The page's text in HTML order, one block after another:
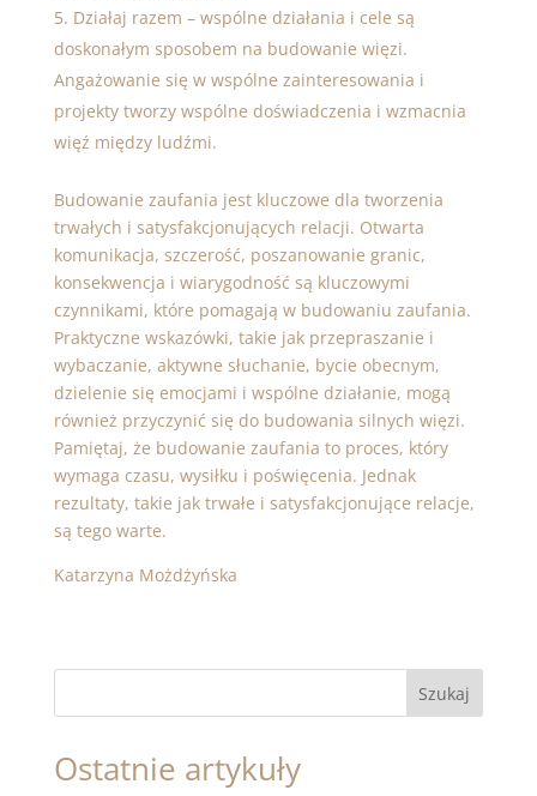
Działaj razem – wspólne działania i cele są
doskonałym sposobem na budowanie więzi.
Angażowanie się w wspólne zainteresowania i
projekty tworzy wspólne doświadczenia i wzmacnia
więź między ludźmi.
Budowanie zaufania jest kluczowe dla tworzenia
trwałych i satysfakcjonujących relacji. Otwarta
komunikacja, szczerość, poszanowanie granic,
konsekwencja i wiarygodność są kluczowymi
czynnikami, które pomagają w budowaniu zaufania.
Praktyczne wskazówki, takie jak przepraszanie i
wybaczanie, aktywne słuchanie, bycie obecnym,
dzielenie się emocjami i wspólne działanie, mogą
również przyczynić się do budowania silnych więzi.
Pamiętaj, że budowanie zaufania to proces, który
wymaga czasu, wysiłku i poświęcenia. Jednak
rezultaty, takie jak trwałe i satysfakcjonujące relacje,
są tego warte.
Katarzyna Możdżyńska
Szukaj
Ostatnie artykuły